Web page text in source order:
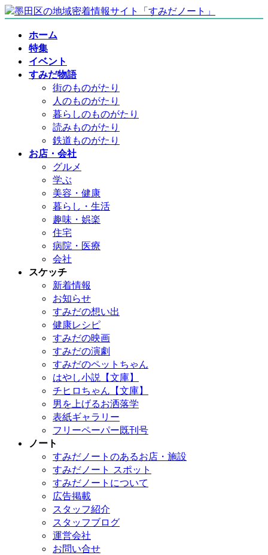
コ
ナ
ホーム
特集
イベント
すみだ物語
街のものがたり
人のものがたり
暮らしのものがたり
読みものがたり
鉄道ものがたり
お店・会社
グルメ
学ぶ
美容・健康
暮らし・生活
趣味・娯楽
住宅
病院・医療
会社
スケッチ
新着情報
お知らせ
すみだの想い出
健康レシピ
すみだの映画
すみだの演劇
すみだのペットちゃん
はやし小説【文庫】
チヒロちゃん【文庫】
男を上げるお洒落学
表紙ギャラリー
フリーペーパー既刊号
ノート
すみだノートのあるお店・施設
すみだノート スポット
すみだノートについて
広告掲載
スタッフ紹介
スタッフブログ
運営会社
お問い合せ